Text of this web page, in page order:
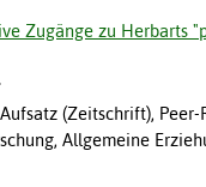
Zugänge zu Herbarts
Aufsatz (Zeitschrift), Peer-
Allgemeine